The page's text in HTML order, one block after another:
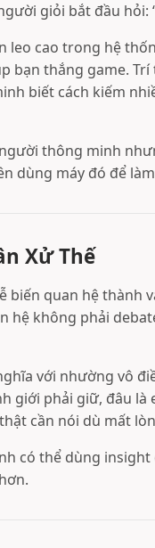
giỏi bắt đầu hỏi:
leo cao trong hệ
bạn thắng game.
biết cách kiếm
thông minh
dùng máy đó để
Xử Thế
biến quan hệ thành
hệ không phải
với nhường vô
giới phải giữ, đâu
cần nói dù mất
có thể dùng